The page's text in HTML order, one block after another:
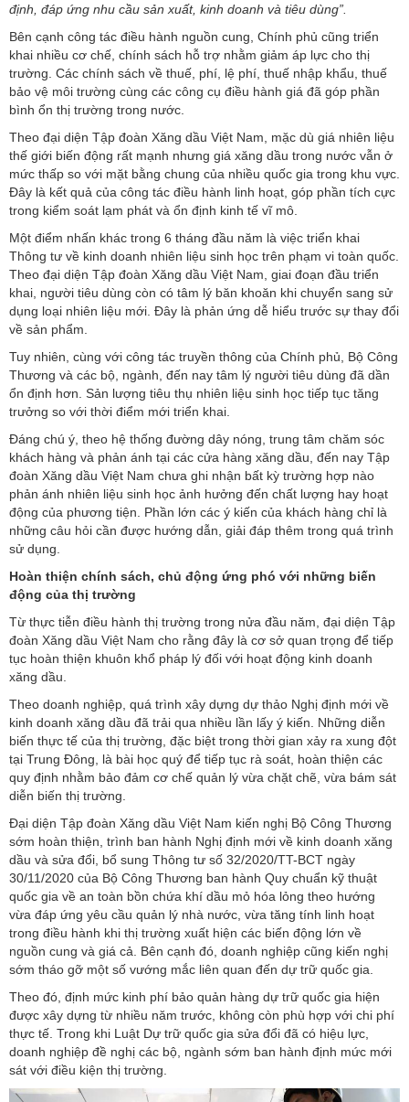
định, đáp ứng nhu cầu sản xuất, kinh doanh và tiêu dùng”.
Bên cạnh công tác điều hành nguồn cung, Chính phủ cũng triển
khai nhiều cơ chế, chính sách hỗ trợ nhằm giảm áp lực cho thị
trường. Các chính sách về thuế, phí, lệ phí, thuế nhập khẩu, thuế
bảo vệ môi trường cùng các công cụ điều hành giá đã góp phần
bình ổn thị trường trong nước.
Theo đại diện Tập đoàn Xăng dầu Việt Nam, mặc dù giá nhiên liệu
thế giới biến động rất mạnh nhưng giá xăng dầu trong nước vẫn ở
mức thấp so với mặt bằng chung của nhiều quốc gia trong khu vực.
Đây là kết quả của công tác điều hành linh hoạt, góp phần tích cực
trong kiểm soát lạm phát và ổn định kinh tế vĩ mô.
Một điểm nhấn khác trong 6 tháng đầu năm là việc triển khai
Thông tư về kinh doanh nhiên liệu sinh học trên phạm vi toàn quốc.
Theo đại diện Tập đoàn Xăng dầu Việt Nam, giai đoạn đầu triển
khai, người tiêu dùng còn có tâm lý băn khoăn khi chuyển sang sử
dụng loại nhiên liệu mới. Đây là phản ứng dễ hiểu trước sự thay đổi
về sản phẩm.
Tuy nhiên, cùng với công tác truyền thông của Chính phủ, Bộ Công
Thương và các bộ, ngành, đến nay tâm lý người tiêu dùng đã dần
ổn định hơn. Sản lượng tiêu thụ nhiên liệu sinh học tiếp tục tăng
trưởng so với thời điểm mới triển khai.
Đáng chú ý, theo hệ thống đường dây nóng, trung tâm chăm sóc
khách hàng và phản ánh tại các cửa hàng xăng dầu, đến nay Tập
đoàn Xăng dầu Việt Nam chưa ghi nhận bất kỳ trường hợp nào
phản ánh nhiên liệu sinh học ảnh hưởng đến chất lượng hay hoạt
động của phương tiện. Phần lớn các ý kiến của khách hàng chỉ là
những câu hỏi cần được hướng dẫn, giải đáp thêm trong quá trình
sử dụng.
Hoàn thiện chính sách, chủ động ứng phó với những biến
động của thị trường
Từ thực tiễn điều hành thị trường trong nửa đầu năm, đại diện Tập
đoàn Xăng dầu Việt Nam cho rằng đây là cơ sở quan trọng để tiếp
tục hoàn thiện khuôn khổ pháp lý đối với hoạt động kinh doanh
xăng dầu.
Theo doanh nghiệp, quá trình xây dựng dự thảo Nghị định mới về
kinh doanh xăng dầu đã trải qua nhiều lần lấy ý kiến. Những diễn
biến thực tế của thị trường, đặc biệt trong thời gian xảy ra xung đột
tại Trung Đông, là bài học quý để tiếp tục rà soát, hoàn thiện các
quy định nhằm bảo đảm cơ chế quản lý vừa chặt chẽ, vừa bám sát
diễn biến thị trường.
Đại diện Tập đoàn Xăng dầu Việt Nam kiến nghị Bộ Công Thương
sớm hoàn thiện, trình ban hành Nghị định mới về kinh doanh xăng
dầu và sửa đổi, bổ sung Thông tư số 32/2020/TT-BCT ngày
30/11/2020 của Bộ Công Thương ban hành Quy chuẩn kỹ thuật
quốc gia về an toàn bồn chứa khí dầu mỏ hóa lỏng theo hướng
vừa đáp ứng yêu cầu quản lý nhà nước, vừa tăng tính linh hoạt
trong điều hành khi thị trường xuất hiện các biến động lớn về
nguồn cung và giá cả. Bên cạnh đó, doanh nghiệp cũng kiến nghị
sớm tháo gỡ một số vướng mắc liên quan đến dự trữ quốc gia.
Theo đó, định mức kinh phí bảo quản hàng dự trữ quốc gia hiện
được xây dựng từ nhiều năm trước, không còn phù hợp với chi phí
thực tế. Trong khi Luật Dự trữ quốc gia sửa đổi đã có hiệu lực,
doanh nghiệp đề nghị các bộ, ngành sớm ban hành định mức mới
sát với điều kiện thị trường.